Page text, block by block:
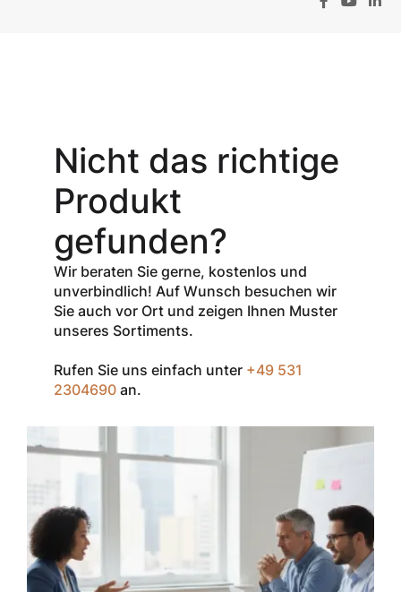
Gutschein-Code
INSPEC30
erhalten Sie
% Rabattauf
den Netto-
Verkaufspreis
aller Produkte
der Marke
InSpec von
Zum Einlösen
geben Sie den
Warenkorb oder
an der Kasse
nur einmal pro
Kunde
einsetzbar und
nicht
Nicht das richtige
Produkt
gefunden?
Wir beraten Sie gerne, kostenlos und
unverbindlich! Auf Wunsch besuchen wir
Sie auch vor Ort und zeigen Ihnen Muster
unseres Sortiments.
Rufen Sie uns einfach unter +49 531
2304690 an.